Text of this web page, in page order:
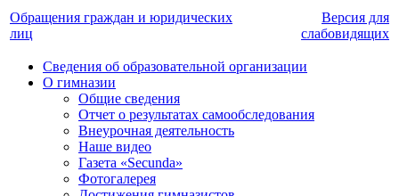
Обращения граждан и юридических
лиц
Версия для
слабовидящих
Сведения об образовательной организации
О гимназии
Общие сведения
Отчет о результатах самообследования
Внеурочная деятельность
Наше видео
Газета «Secunda»
Фотогалерея